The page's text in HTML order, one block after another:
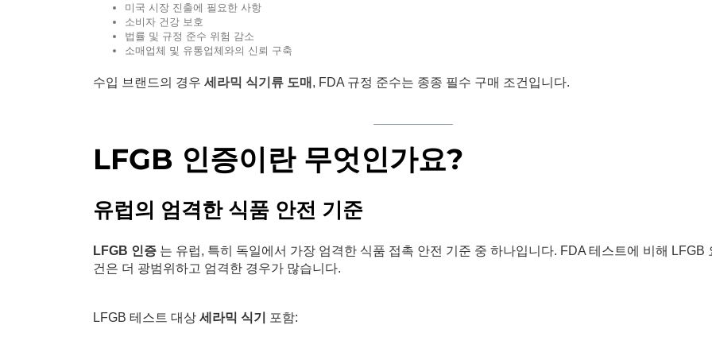
미국 시장 진출에 필요한 사항
소비자 건강 보호
법률 및 규정 준수 위험 감소
소매업체 및 유통업체와의 신뢰 구축
수입 브랜드의 경우 세라믹 식기류 도매 , FDA 규정 준수는 종종 필수 구매 조건입니다.
LFGB 인증이란 무엇인가요?
유럽의 엄격한 식품 안전 기준
LFGB 인증 는 유럽, 특히 독일에서 가장 엄격한 식품 접촉 안전 기준 중 하나입니다. FDA 테스트에 비해 LFGB
건은 더 광범위하고 엄격한 경우가 많습니다.
LFGB 테스트 대상 세라믹 식기 포함: